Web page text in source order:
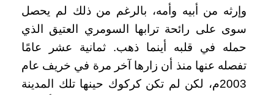
وإرثه من أبيه وأمه، بالرغم من ذلك لم يحصل
سوى على رائحة ترابها السومري العتيق الذي
حمله في قلبه أينما ذهب. ثمانية عشر عامًا
تفصله عنها منذ أن زارها آخر مرة في خريف عام
2003م، لكن لم تكن كركوك حينها تلك المدينة